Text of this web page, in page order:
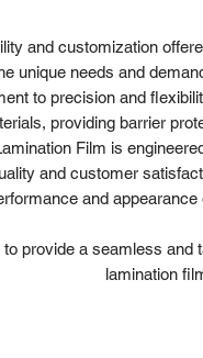
and customization
unique needs and
to precision and
providing barrier
Film is
and customer
and
provide a seamless and
lamination